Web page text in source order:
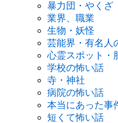
暴力団・やくざ
業界、職業
生物・妖怪
芸能界・有名人
心霊スポット・
学校の怖い話
寺・神社
病院の怖い話
本当にあった事
短くて怖い話